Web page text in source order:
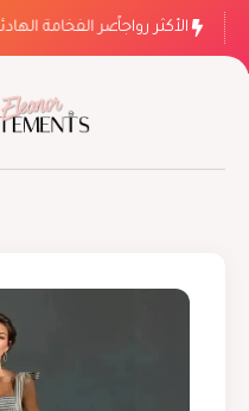
الأكثر رواجاً
لماذا ينتصر الفخامة